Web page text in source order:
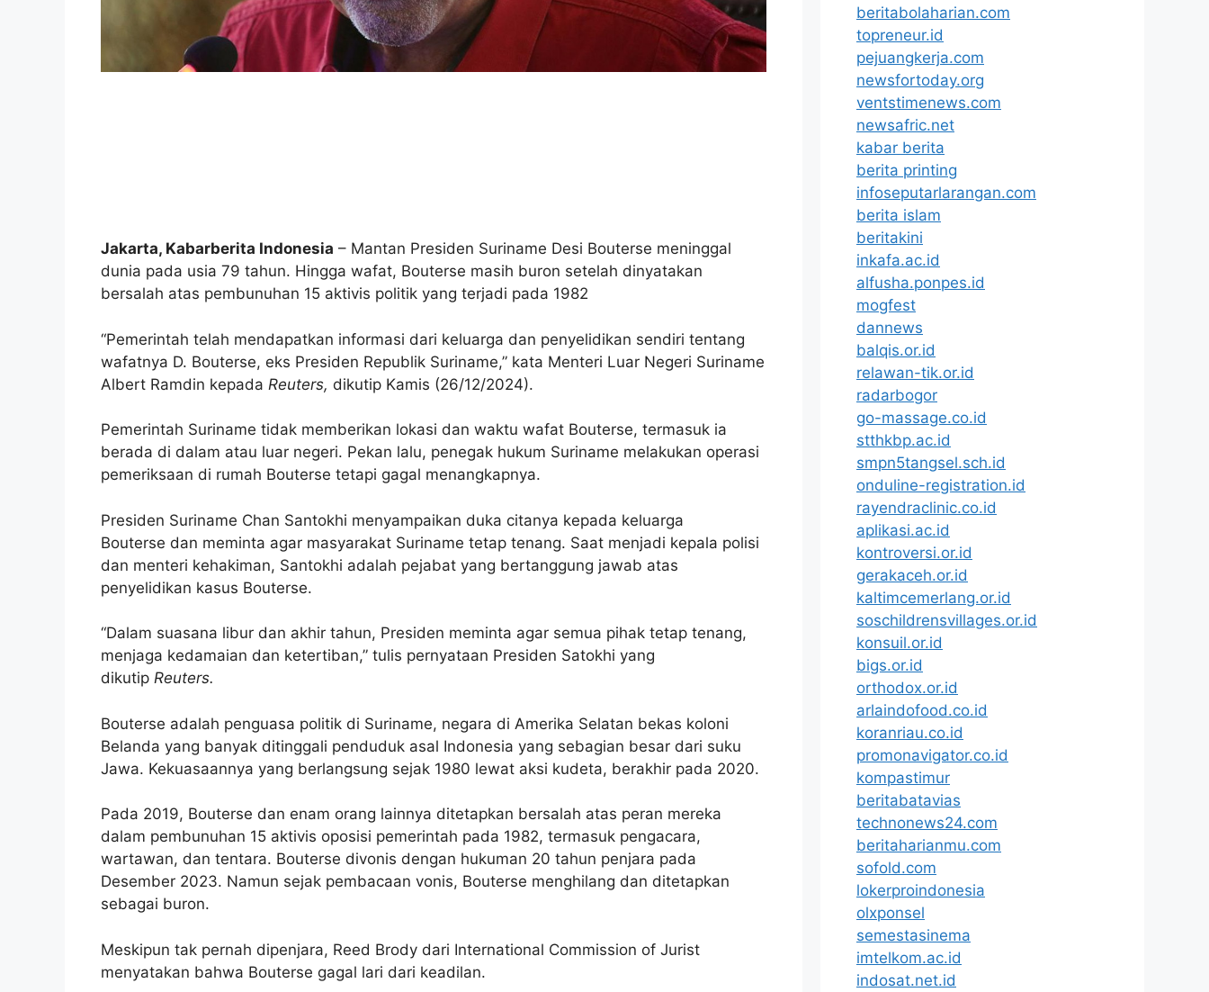
Jakarta, Kabarberita Indonesia – Mantan Presiden Suriname Desi Bouterse meninggal
dunia pada usia 79 tahun. Hingga wafat, Bouterse masih buron setelah dinyatakan
bersalah atas pembunuhan 15 aktivis politik yang terjadi pada 1982
“Pemerintah telah mendapatkan informasi dari keluarga dan penyelidikan sendiri tentang
wafatnya D. Bouterse, eks Presiden Republik Suriname,” kata Menteri Luar Negeri Suriname
Albert Ramdin kepada Reuters, dikutip Kamis (26/12/2024).
Pemerintah Suriname tidak memberikan lokasi dan waktu wafat Bouterse, termasuk ia
berada di dalam atau luar negeri. Pekan lalu, penegak hukum Suriname melakukan operasi
pemeriksaan di rumah Bouterse tetapi gagal menangkapnya.
Presiden Suriname Chan Santokhi menyampaikan duka citanya kepada keluarga
Bouterse dan meminta agar masyarakat Suriname tetap tenang. Saat menjadi kepala polisi
dan menteri kehakiman, Santokhi adalah pejabat yang bertanggung jawab atas
penyelidikan kasus Bouterse.
“Dalam suasana libur dan akhir tahun, Presiden meminta agar semua pihak tetap tenang,
menjaga kedamaian dan ketertiban,” tulis pernyataan Presiden Satokhi yang
dikutip Reuters.
Bouterse adalah penguasa politik di Suriname, negara di Amerika Selatan bekas koloni
Belanda yang banyak ditinggali penduduk asal Indonesia yang sebagian besar dari suku
Jawa. Kekuasaannya yang berlangsung sejak 1980 lewat aksi kudeta, berakhir pada 2020.
Pada 2019, Bouterse dan enam orang lainnya ditetapkan bersalah atas peran mereka
dalam pembunuhan 15 aktivis oposisi pemerintah pada 1982, termasuk pengacara,
wartawan, dan tentara. Bouterse divonis dengan hukuman 20 tahun penjara pada
Desember 2023. Namun sejak pembacaan vonis, Bouterse menghilang dan ditetapkan
sebagai buron.
Meskipun tak pernah dipenjara, Reed Brody dari International Commission of Jurist
menyatakan bahwa Bouterse gagal lari dari keadilan.
beritabolaharian.com
topreneur.id
pejuangkerja.com
newsfortoday.org
ventstimenews.com
newsafric.net
kabar berita
berita printing
infoseputarlarangan.com
berita islam
beritakini
inkafa.ac.id
alfusha.ponpes.id
mogfest
dannews
balqis.or.id
relawan-tik.or.id
radarbogor
go-massage.co.id
stthkbp.ac.id
smpn5tangsel.sch.id
onduline-registration.id
rayendraclinic.co.id
aplikasi.ac.id
kontroversi.or.id
gerakaceh.or.id
kaltimcemerlang.or.id
soschildrensvillages.or.id
konsuil.or.id
bigs.or.id
orthodox.or.id
arlaindofood.co.id
koranriau.co.id
promonavigator.co.id
kompastimur
beritabatavias
technonews24.com
beritaharianmu.com
sofold.com
lokerproindonesia
olxponsel
semestasinema
imtelkom.ac.id
indosat.net.id